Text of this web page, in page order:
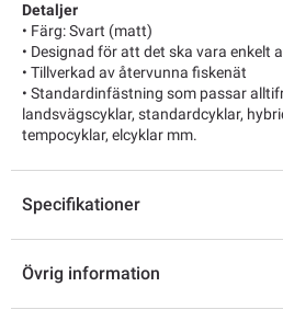
Detaljer
• Färg: Svart (matt)
• Designad för att det ska vara enkelt
• Tillverkad av återvunna fiskenät
• Standardinfästning som passar
landsvägscyklar, standardcyklar,
tempocyklar, elcyklar mm.
Specifikationer
Övrig information